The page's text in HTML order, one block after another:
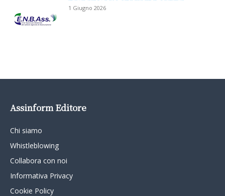
1 Giugno 2026
Assinform Editore
Chi siamo
Whistleblowing
Collabora con noi
Informativa Privacy
Cookie Policy